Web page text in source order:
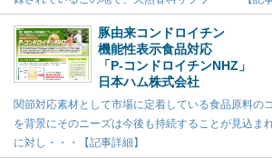
豚由来コンドロイチン
機能性表示食品対応
「P-コンドロイチンNHZ」
日本ハム株式会社
関節対応素材として市場に定着している食品原料の
を背景にそのニーズは今後も持続することが見込ま
に対し・・・【記事詳細】